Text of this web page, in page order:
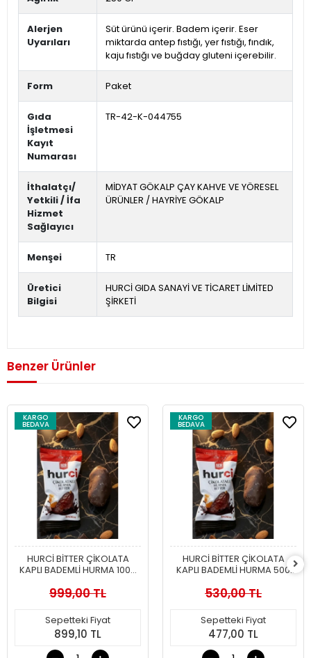
Alerjen
Uyarıları
Süt ürünü içerir. Badem içerir. Eser
miktarda antep fıstığı, yer fıstığı, fındık,
kaju fıstığı ve buğday gluteni içerebilir.
Form Paket
Gıda
İşletmesi
Kayıt
Numarası
TR-42-K-044755
İthalatçı/
Yetkili / İfa
Hizmet
Sağlayıcı
MİDYAT GÖKALP ÇAY KAHVE VE YÖRESEL
ÜRÜNLER / HAYRİYE GÖKALP
Menşei TR
Üretici
Bilgisi
HURCİ GIDA SANAYİ VE TİCARET LİMİTED
ŞİRKETİ
Benzer Ürünler
KARGO
BEDAVA
HURCİ BİTTER ÇİKOLATA
KAPLI BADEMLİ HURMA 1000
999,00 TL
Sepetteki Fiyat
899,10 TL
KARGO
BEDAVA
HURCİ BİTTER ÇİKOLATA
KAPLI BADEMLİ HURMA 500
530,00 TL
Sepetteki Fiyat
477,00 TL